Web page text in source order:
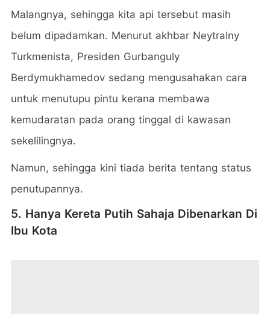
Malangnya, sehingga kita api tersebut masih
belum dipadamkan. Menurut akhbar Neytralny
Turkmenista, Presiden Gurbanguly
Berdymukhamedov sedang mengusahakan cara
untuk menutupu pintu kerana membawa
kemudaratan pada orang tinggal di kawasan
sekelilingnya.
Namun, sehingga kini tiada berita tentang status
penutupannya.
5. Hanya Kereta Putih Sahaja Dibenarkan Di
Ibu Kota